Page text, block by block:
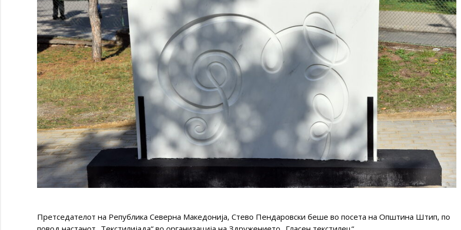
Претседателот на Република Северна Македонија, Стево Пендаровски беше во посета на Општина Штип, по